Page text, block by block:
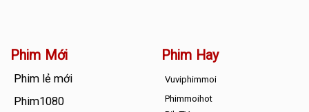
Phim Mới
Phim lẻ mới
Phim1080
Phim Hay
Vuviphimmoi
Phimmoihot